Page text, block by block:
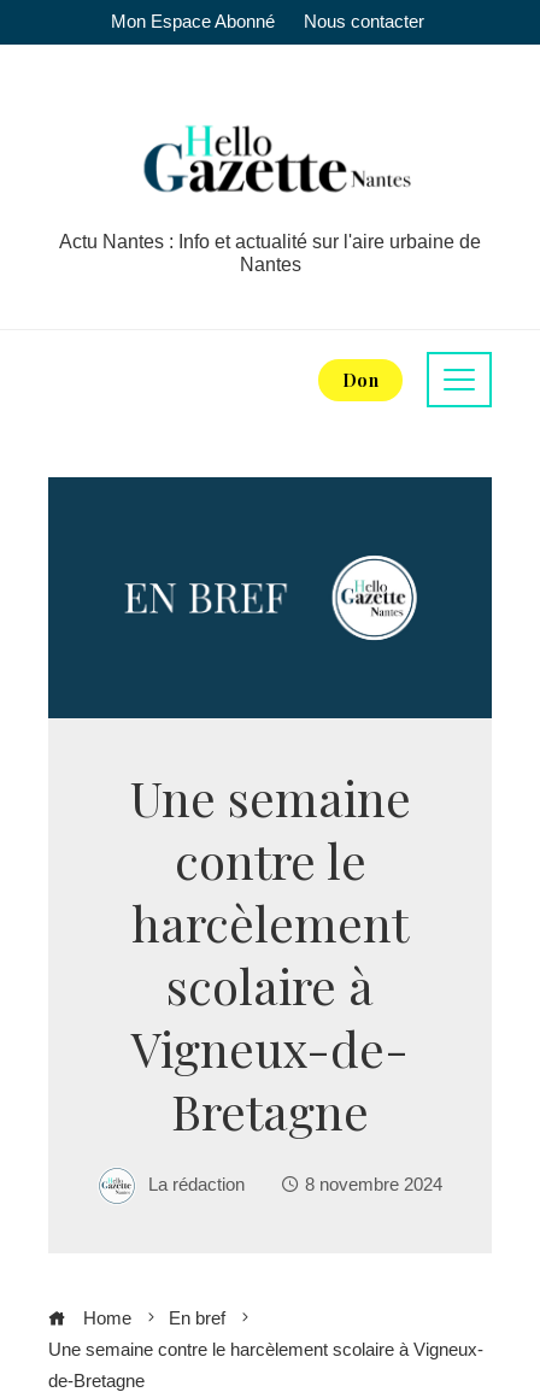
Mon Espace Abonné Nous contacter
Actu Nantes : Info et actualité sur l'aire urbaine de
Nantes
Don
Une semaine
contre le
harcèlement
scolaire à
Vigneux-de-
Bretagne
La rédaction 8 novembre 2024
Home
En bref
Une semaine contre le harcèlement scolaire à Vigneux-
de-Bretagne